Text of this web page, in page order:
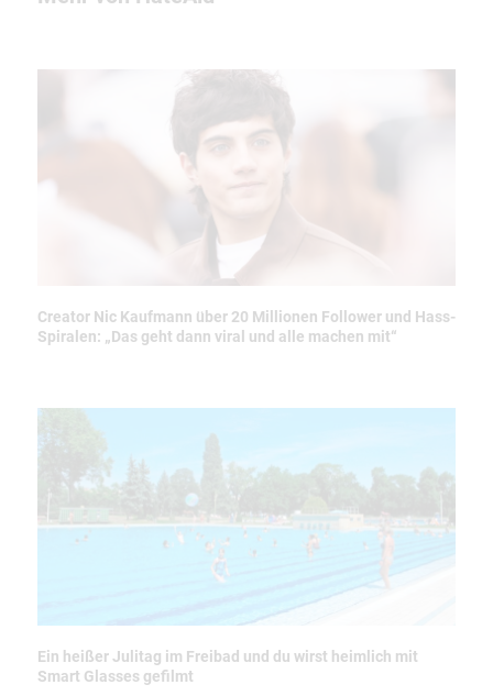
Creator Nic Kaufmann über 20 Millionen Follower und Hass-
Spiralen: „Das geht dann viral und alle machen mit“
Ein heißer Julitag im Freibad und du wirst heimlich mit
Smart Glasses gefilmt